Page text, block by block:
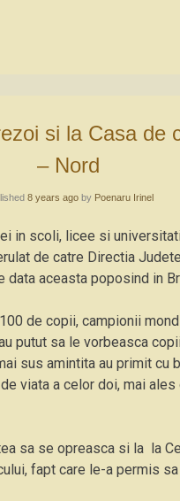
– Nord
8 years ago by Poenaru Irinel
in scoli, licee si
de catre Directia
aceasta poposind in
de copii, campionii
putut sa le vorbeasca
sus amintita au primit cu
viata a celor doi, mai ales
sa se opreasca si la la
fapt care le-a permis